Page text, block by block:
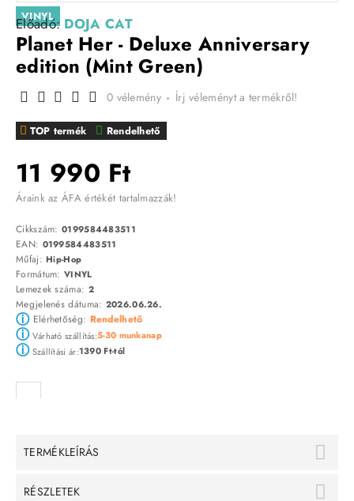
VINYL
Előadó: DOJA CAT
Planet Her - Deluxe Anniversary
edition (Mint Green)
TOP termék Rendelhető
0 vélemény - Írj véleményt a termékről!
11 990 Ft
Áraink az ÁFA értékét tartalmazzák!
Cikkszám: 0199584483511
EAN: 0199584483511
Műfaj:Hip-Hop
Formátum: VINYL
Lemezek száma: 2
Megjelenés dátuma: 2026.06.26.
ⓘElérhetőség: Rendelhető
ⓘVárható szállítás:5-30 munkanap
ⓘSzállítási ár:1390 Ft-tól
TERMÉKLEÍRÁS
RÉSZLETEK